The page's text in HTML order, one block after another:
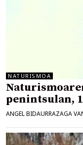
NATURISMOA
penintsulan,
ANGEL BIDAURRAZAGA